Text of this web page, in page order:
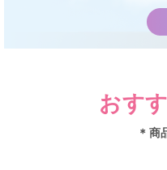
おす
＊商